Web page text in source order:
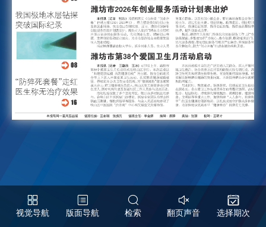
视觉导航 版面导航 检索 翻页声音 选择期次